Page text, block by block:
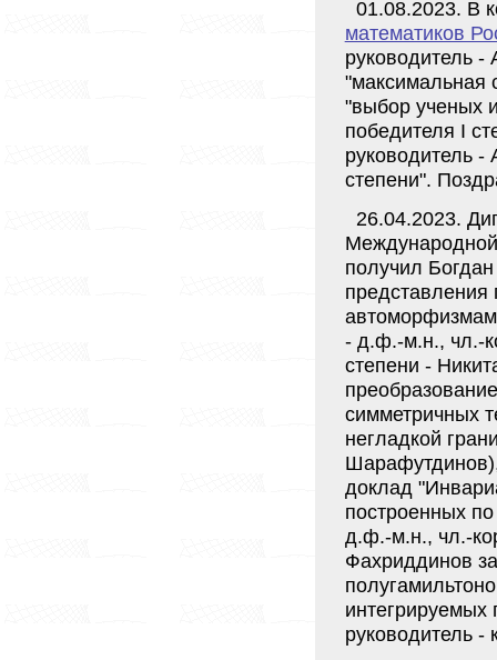
01.08.2023. В
математиков
руководитель
"максимальная
"выбор ученых
победителя I
руководитель
степени".
26.04.2023.
получил
представления
- д.ф.-м.н., чл.-
степени -
симметричных
негладкой
доклад
построенных
д.ф.-м.н., чл.-
Фахриддинов
интегрируемых
руководитель